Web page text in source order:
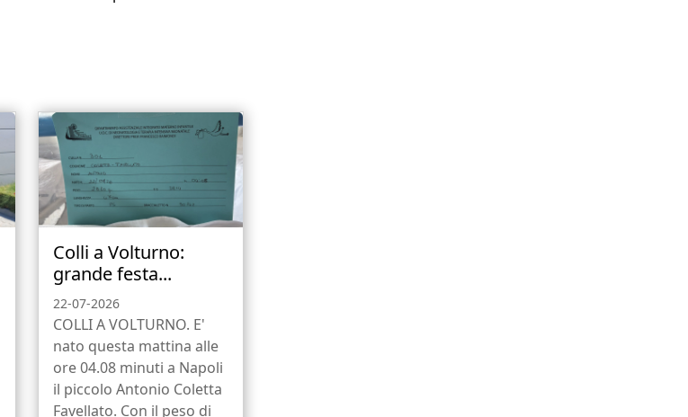
Colli a Volturno:
grande festa...
22-07-2026
COLLI A VOLTURNO. E'
nato questa mattina alle
ore 04.08 minuti a Napoli
il piccolo Antonio Coletta
Favellato. Con il peso di